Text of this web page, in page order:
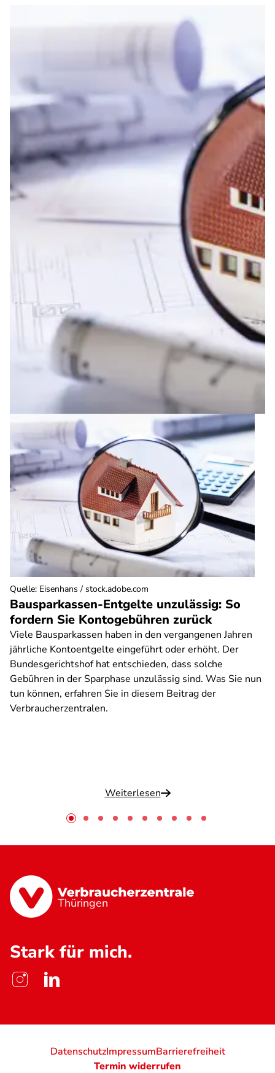
Bausparkassen-Entgelte unzulässig: So
fordern Sie Kontogebühren zurück
Viele Bausparkassen haben in den vergangenen Jahren
jährliche Kontoentgelte eingeführt oder erhöht. Der
Bundesgerichtshof hat entschieden, dass solche
Gebühren in der Sparphase unzulässig sind. Was Sie nun
tun können, erfahren Sie in diesem Beitrag der
Verbraucherzentralen.
Weiterlesen
Quelle: Eisenhans / stock.adobe.com
Thüringen
Stark für mich.
DatenschutzImpressumBarrierefreiheit
Termin widerrufen